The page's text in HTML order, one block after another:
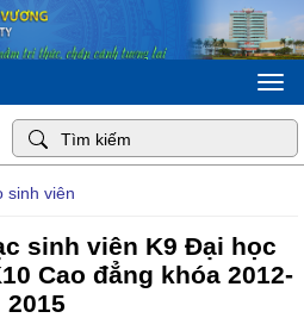
sinh viên
sinh viên K9 Đại học
Cao đẳng khóa 2012-
2015